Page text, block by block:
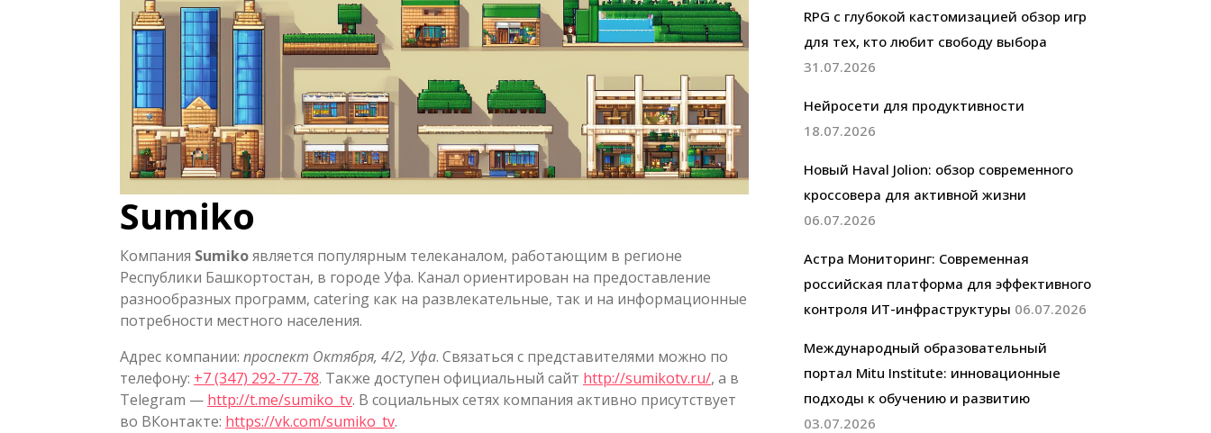
Sumiko
Компания Sumikoявляется популярным телеканалом, работающим в регионе
Республики Башкортостан, в городе Уфа. Канал ориентирован на предоставление
разнообразных программ, catering как на развлекательные, так и на информационные
потребности местного населения.
Адрес компании: проспект Октября, 4/2, Уфа. Связаться с представителями можно по
телефону: +7 (347) 292-77-78. Также доступен официальный сайт http://sumikotv.ru/, а в
Telegram — http://t.me/sumiko_tv. В социальных сетях компания активно присутствует
во ВКонтакте: https://vk.com/sumiko_tv.
RPG с глубокой кастомизацией обзор игр
для тех, кто любит свободу выбора
31.07.2026
Нейросети для продуктивности
18.07.2026
Новый Haval Jolion: обзор современного
кроссовера для активной жизни
06.07.2026
Астра Мониторинг: Современная
российская платформа для эффективного
контроля ИТ-инфраструктуры 06.07.2026
Международный образовательный
портал Mitu Institute: инновационные
подходы к обучению и развитию
03.07.2026